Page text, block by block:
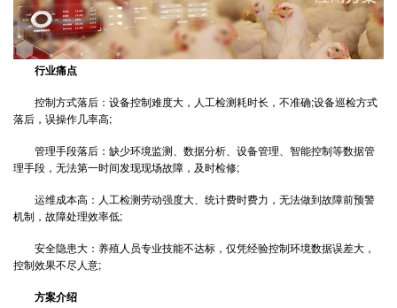
行业痛点
控制方式落后：设备控制难度大，人工检测耗时长，不准确;设备巡检方式
落后，误操作几率高;
管理手段落后：缺少环境监测、数据分析、设备管理、智能控制等数据管
理手段，无法第一时间发现现场故障，及时检修;
运维成本高：人工检测劳动强度大、统计费时费力，无法做到故障前预警
机制，故障处理效率低;
安全隐患大：养殖人员专业技能不达标，仅凭经验控制环境数据误差大，
控制效果不尽人意;
方案介绍